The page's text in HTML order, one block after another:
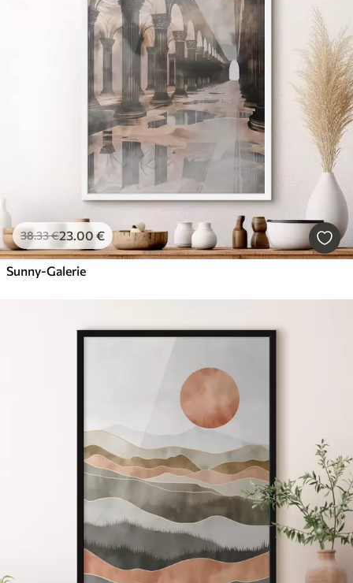
38.33€23.00 €
Sunny-Galerie